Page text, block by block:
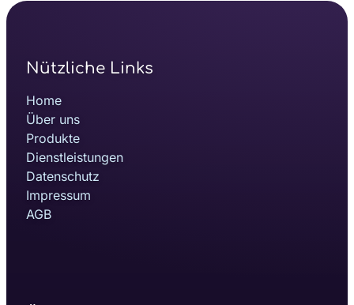
Nützliche Links
Home
Über uns
Produkte
Dienstleistungen
Datenschutz
Impressum
AGB